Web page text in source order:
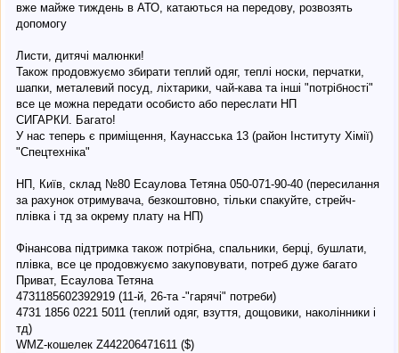
вже майже тиждень в АТО, катаються на передову, розвозять
допомогу
Листи, дитячі малюнки!
Також продовжуємо збирати теплий одяг, теплі носки, перчатки,
шапки, металевий посуд, ліхтарики, чай-кава та інші "потрібності"
все це можна передати особисто або переслати НП
СИГАРКИ. Багато!
У нас теперь є приміщення, Каунасська 13 (район Інституту Хімії)
"Спецтехніка"
НП, Київ, склад №80 Есаулова Тетяна 050-071-90-40 (пересилання
за рахунок отримувача, безкоштовно, тільки спакуйте, стрейч-
плівка і тд за окрему плату на НП)
Фінансова підтримка також потрібна, спальники, берці, бушлати,
плівка, все це продовжуємо закуповувати, потреб дуже багато
Приват, Есаулова Тетяна
4731185602392919 (11-й, 26-та -"гарячі" потреби)
4731 1856 0221 5011 (теплий одяг, взуття, дощовики, наколінники і
тд)
WMZ-кошелек Z442206471611 ($)